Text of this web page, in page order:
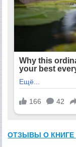
ОТЗЫВЫ О КНИГЕ